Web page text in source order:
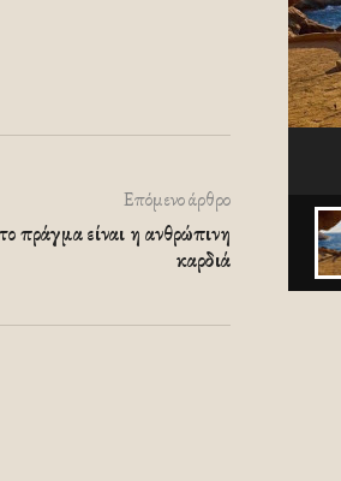
Επόμενο άρθρο
πράγμα είναι η ανθρώπινη
καρδιά